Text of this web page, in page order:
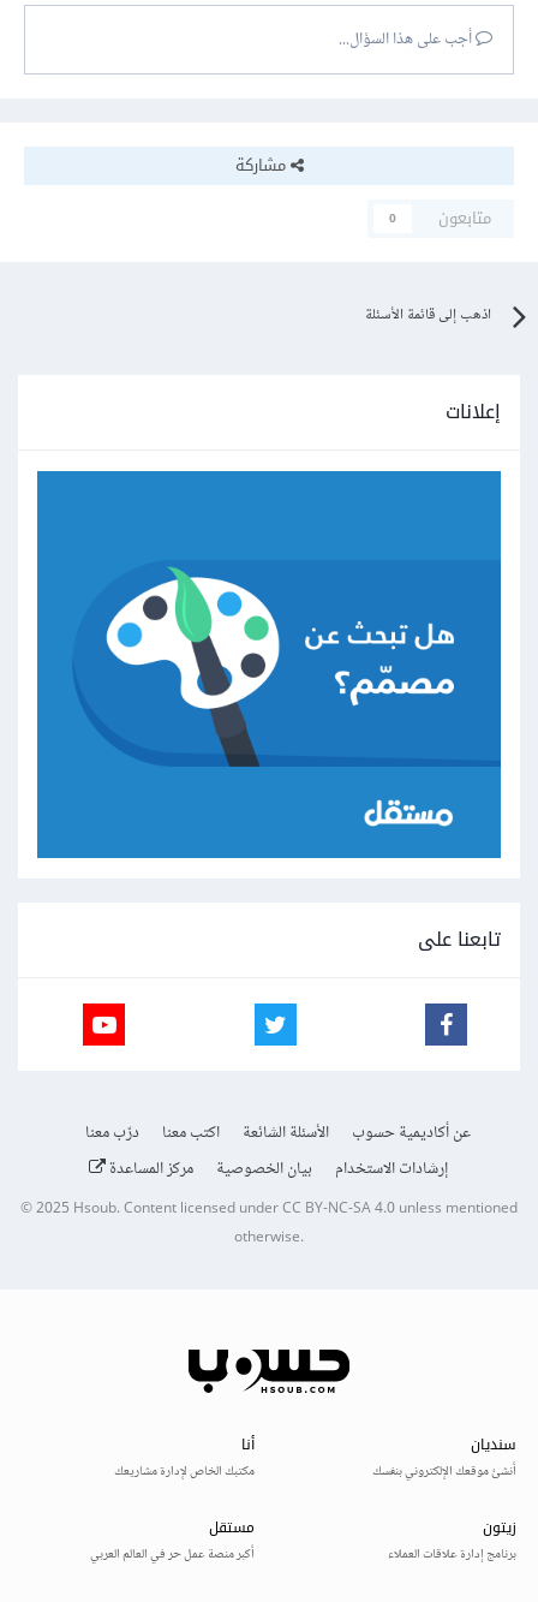
أجب على هذا السؤال...
مشاركة
متابعون
0
اذهب إلى قائمة الأسئلة
إعلانات
تابعنا على
عن أكاديمية حسوب الأسئلة الشائعة اكتب معنا
درّب معنا
إرشادات الاستخدام
بيان الخصوصية مركز المساعدة
© 2025Hsoub.Content licensed underCC BY-NC-SA 4.0unless mentioned
otherwise.